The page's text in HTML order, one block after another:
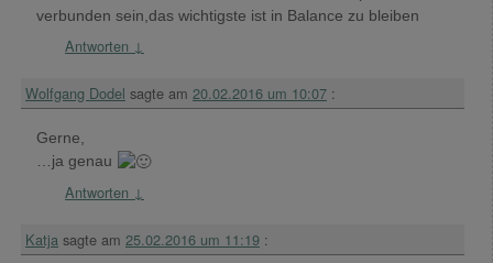
verbunden sein,das wichtigste ist in Balance zu bleiben
Antworten ↓
Wolfgang Dodel sagte am 20.02.2016 um 10:07 :
Gerne,
…ja genau
Antworten ↓
Katja sagte am 25.02.2016 um 11:19 :